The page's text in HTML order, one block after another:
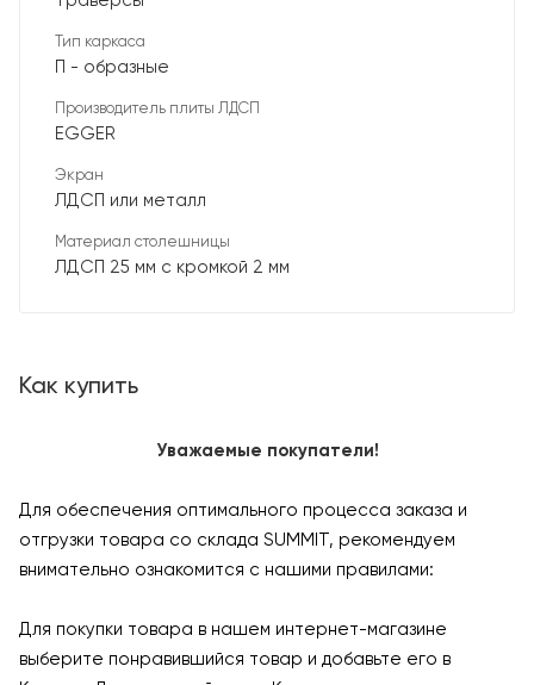
Тип каркаса
П - образные
Производитель плиты ЛДСП
EGGER
Экран
ЛДСП или металл
Материал столешницы
ЛДСП 25 мм с кромкой 2 мм
Как купить
Уважаемые покупатели!
Для обеспечения оптимального процесса заказа и
отгрузки товара со склада SUMMIT, рекомендуем
внимательно ознакомится с нашими правилами:
Для покупки товара в нашем интернет-магазине
выберите понравившийся товар и добавьте его в